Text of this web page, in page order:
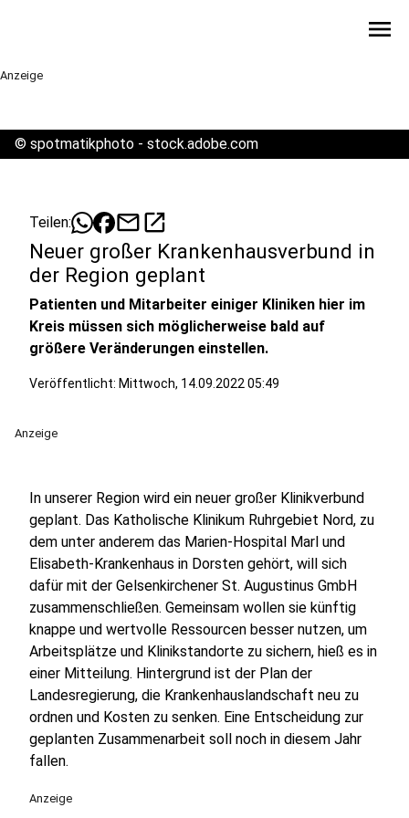
menu
Anzeige
© spotmatikphoto - stock.adobe.com
Teilen: mailopen_in_new
Neuer großer Krankenhausverbund in
der Region geplant
Patienten und Mitarbeiter einiger Kliniken hier im
Kreis müssen sich möglicherweise bald auf
größere Veränderungen einstellen.
Veröffentlicht: Mittwoch, 14.09.2022 05:49
Anzeige
In unserer Region wird ein neuer großer Klinikverbund
geplant. Das Katholische Klinikum Ruhrgebiet Nord, zu
dem unter anderem das Marien-Hospital Marl und
Elisabeth-Krankenhaus in Dorsten gehört, will sich
dafür mit der Gelsenkirchener St. Augustinus GmbH
zusammenschließen. Gemeinsam wollen sie künftig
knappe und wertvolle Ressourcen besser nutzen, um
Arbeitsplätze und Klinikstandorte zu sichern, hieß es in
einer Mitteilung. Hintergrund ist der Plan der
Landesregierung, die Krankenhauslandschaft neu zu
ordnen und Kosten zu senken. Eine Entscheidung zur
geplanten Zusammenarbeit soll noch in diesem Jahr
fallen.
Anzeige